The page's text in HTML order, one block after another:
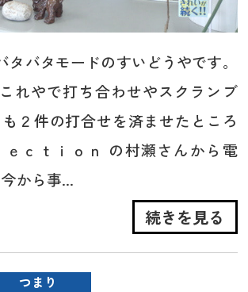
タバタモードのすいどうやです。
れやで打ち合わせやスクランブ
２件の打合せを済ませたところ
ｃｔｉｏｎ の村瀬さんから電
から事...
続きを見る
つまり